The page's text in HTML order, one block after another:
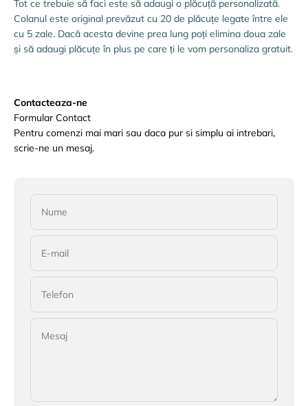
Tot ce trebuie să faci este să adaugi o plăcuță personalizată.
Colanul este original prevăzut cu 20 de plăcuțe legate între ele
cu 5 zale. Dacă acesta devine prea lung poți elimina doua zale
și să adaugi plăcuțe în plus pe care ți le vom personaliza gratuit.
Contacteaza-ne
Formular Contact
Pentru comenzi mai mari sau daca pur si simplu ai intrebari,
scrie-ne un mesaj.
Nume
E-mail
Telefon
Mesaj